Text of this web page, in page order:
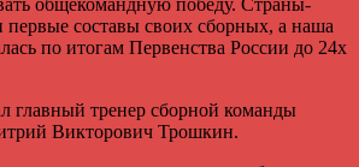
составы своих сборных, а наша
по итогам Первенства России до 24х
главный тренер сборной команды
Викторович Трошкин.